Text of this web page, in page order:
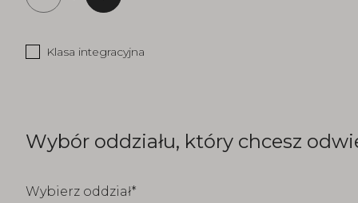
Klasa integracyjna
Wybór oddziału, który chcesz
Wybierz oddział